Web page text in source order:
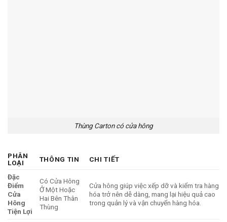
Thùng Carton có cửa hông
PHÂN
LOẠI
THÔNG TIN CHI TIẾT
Đặc
Điểm
Cửa
Hông
Tiện Lợi
Có Cửa Hông
Ở Một Hoặc
Hai Bên Thân
Thùng
Cửa hông giúp việc xếp dỡ và kiểm tra hàng
hóa trở nên dễ dàng, mang lại hiệu quả cao
trong quản lý và vận chuyển hàng hóa.